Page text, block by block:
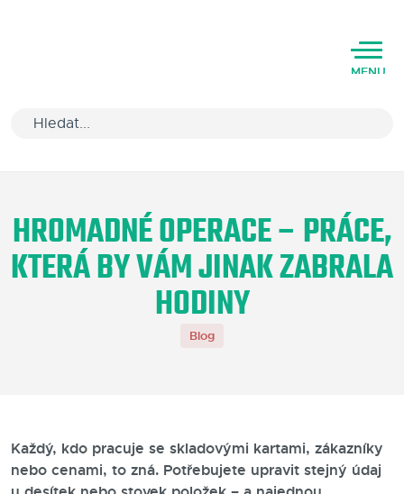
MENU
Varianty software
Školení
Podpora
Kontakty
HROMADNÉ OPERACE – PRÁCE,
KTERÁ BY VÁM JINAK ZABRALA
HODINY
Blog
Každý, kdo pracuje se skladovými kartami, zákazníky
nebo cenami, to zná. Potřebujete upravit stejný údaj